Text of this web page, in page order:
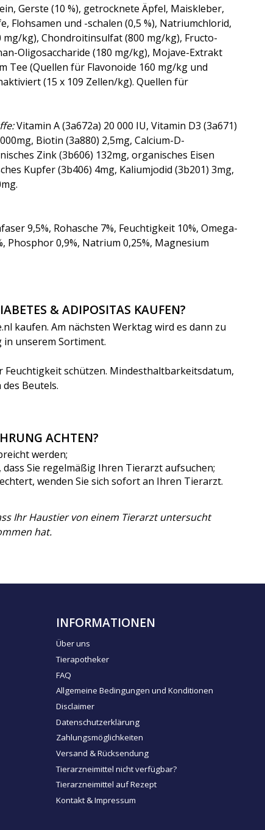
Gerste (10 %), getrocknete Äpfel, Maiskleber,
Flohsamen und -schalen (0,5 %), Natriumchlorid,
mg/kg), Chondroitinsulfat (800 mg/kg), Fructo-
Oligosaccharide (180 mg/kg), Mojave-Extrakt
Tee (Quellen für Flavonoide 160 mg/kg und
(15 x 109 Zellen/kg). Quellen für
Vitamin A (3a672a) 20 000 IU, Vitamin D3 (3a671)
Biotin (3a880) 2,5mg, Calcium-D-
Zink (3b606) 132mg, organisches Eisen
Kupfer (3b406) 4mg, Kaliumjodid (3b201) 3mg,
9,5%, Rohasche 7%, Feuchtigkeit 10%, Omega-
Phosphor 0,9%, Natrium 0,25%, Magnesium
& ADIPOSITAS KAUFEN?
kaufen. Am nächsten Werktag wird es dann zu
in unserem Sortiment.
schützen. Mindesthaltbarkeitsdatum,
Beutels.
ACHTEN?
werden;
Sie regelmäßig Ihren Tierarzt aufsuchen;
wenden Sie sich sofort an Ihren Tierarzt.
Ihr Haustier von einem Tierarzt untersucht
hat.
INFORMATIONEN
Über uns
Tierapotheker
FAQ
Allgemeine Bedingungen und Konditionen
Disclaimer
Datenschutzerklärung
Zahlungsmöglichkeiten
Versand & Rücksendung
Tierarzneimittel nicht verfügbar?
Tierarzneimittel auf Rezept
Kontakt & Impressum